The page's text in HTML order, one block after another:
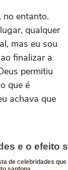
no entanto.
qualquer
mas eu sou
finalizar a
permitiu
que é
achava que